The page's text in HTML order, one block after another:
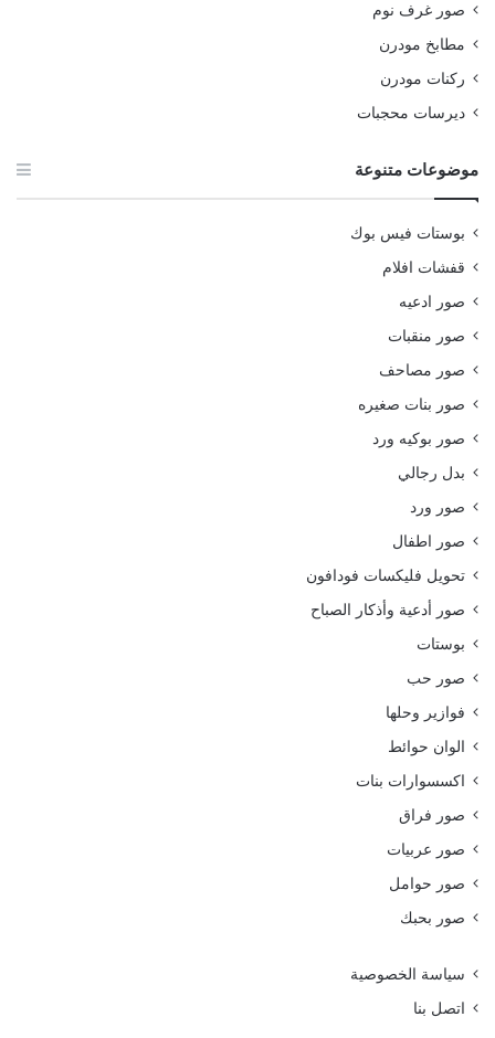
صور غرف نوم
مطابخ مودرن
ركنات مودرن
ديرسات محجبات
موضوعات متنوعة
بوستات فيس بوك
قفشات افلام
صور ادعيه
صور منقبات
صور مصاحف
صور بنات صغيره
صور بوكيه ورد
بدل رجالي
صور ورد
صور اطفال
تحويل فليكسات فودافون
صور أدعية وأذكار الصباح
بوستات
صور حب
فوازير وحلها
الوان حوائط
اكسسوارات بنات
صور فراق
صور عربيات
صور حوامل
صور بحبك
سياسة الخصوصية
اتصل بنا